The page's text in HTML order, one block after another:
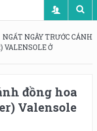
NGẤT NGÂY TRƯỚC CÁNH
VALENSOLE Ở
đồng hoa
Valensole